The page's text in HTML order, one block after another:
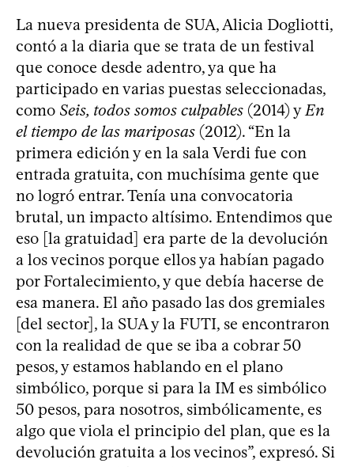
La nueva presidenta de SUA, Alicia Dogliotti,
contó a la diaria que se trata de un festival
que conoce desde adentro, ya que ha
participado en varias puestas seleccionadas,
como Seis, todos somos culpables (2014) y En
el tiempo de las mariposas (2012). “En la
primera edición y en la sala Verdi fue con
entrada gratuita, con muchísima gente que
no logró entrar. Tenía una convocatoria
brutal, un impacto altísimo. Entendimos que
eso [la gratuidad] era parte de la devolución
a los vecinos porque ellos ya habían pagado
por Fortalecimiento, y que debía hacerse de
esa manera. El año pasado las dos gremiales
[del sector], la SUA y la FUTI, se encontraron
con la realidad de que se iba a cobrar 50
pesos, y estamos hablando en el plano
simbólico, porque si para la IM es simbólico
50 pesos, para nosotros, simbólicamente, es
algo que viola el principio del plan, que es la
devolución gratuita a los vecinos”, expresó. Si